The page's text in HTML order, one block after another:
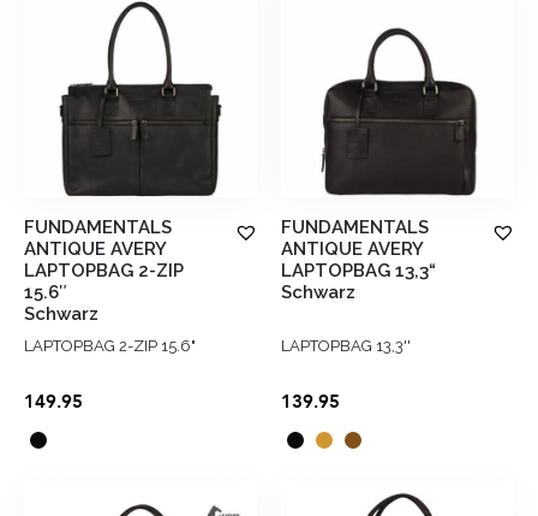
FUNDAMENTALS
ANTIQUE AVERY
LAPTOPBAG 2-ZIP
15.6″
Schwarz
LAPTOPBAG 2-ZIP 15.6"
149.95
FUNDAMENTALS
ANTIQUE AVERY
LAPTOPBAG 13,3“
Schwarz
LAPTOPBAG 13,3''
139.95